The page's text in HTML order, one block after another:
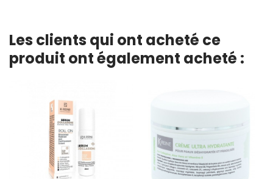
Les clients qui ont acheté ce
produit ont également acheté :